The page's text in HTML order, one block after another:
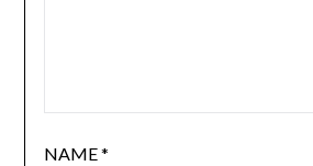
NAME*